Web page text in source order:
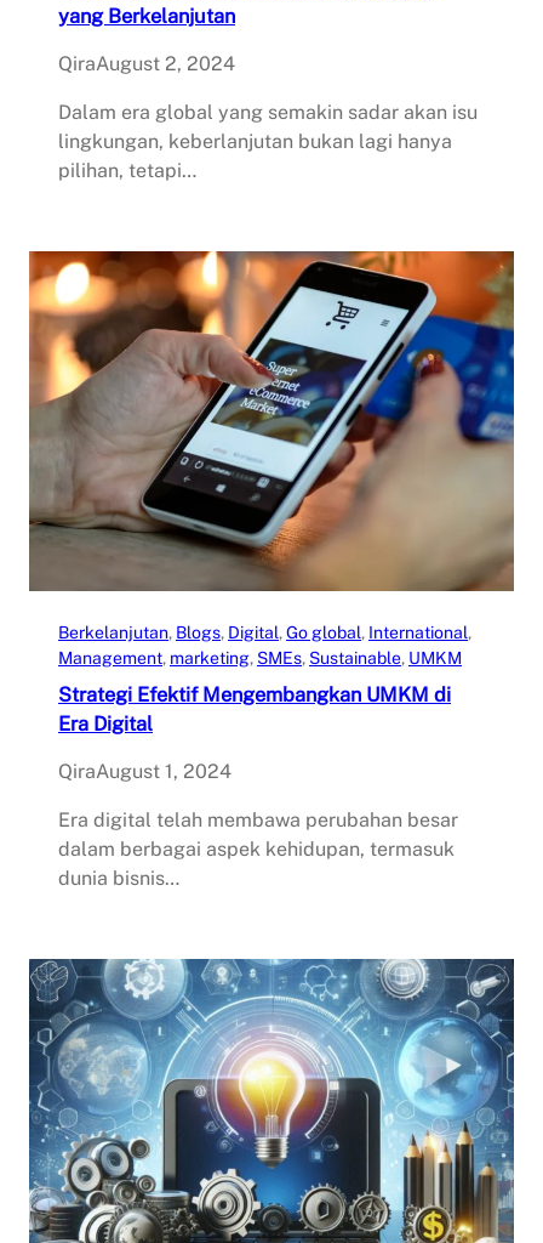
yang Berkelanjutan
QiraAugust 2, 2024
Dalam era global yang semakin sadar akan isu
lingkungan, keberlanjutan bukan lagi hanya
pilihan, tetapi…
Berkelanjutan, Blogs, Digital, Go global, International
Management, marketing, SMEs, Sustainable, UMKM
Strategi Efektif Mengembangkan UMKM di
Era Digital
QiraAugust 1, 2024
Era digital telah membawa perubahan besar
dalam berbagai aspek kehidupan, termasuk
dunia bisnis…